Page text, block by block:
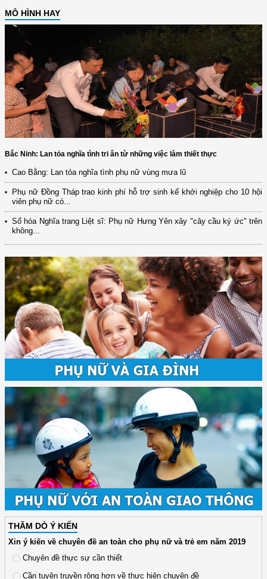
MÔ HÌNH HAY
Bắc Ninh: Lan tỏa nghĩa tình tri ân từ những việc làm thiết thực
Cao Bằng: Lan tỏa nghĩa tình phụ nữ vùng mưa lũ
Phụ nữ Đồng Tháp trao kinh phí hỗ trợ sinh kế khởi nghiệp cho 10 hội
viên phụ nữ có...
Số hóa Nghĩa trang Liệt sĩ: Phụ nữ Hưng Yên xây "cây cầu ký ức" trên
không...
THĂM DÒ Ý KIẾN
Xin ý kiến về chuyên đề an toàn cho phụ nữ và trẻ em năm 2019
Chuyên đề thực sự cần thiết
Cần tuyên truyền rộng hơn về thực hiện chuyên đề